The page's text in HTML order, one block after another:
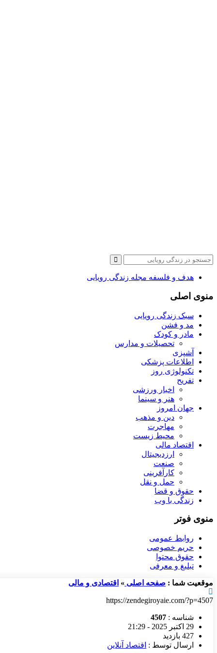
هدف و فلسفه مجله زندگی رویایی
منوی اصلی
سبک زندگی رویایی
مد و فشن
مادر و کودک
تحصیلات و مدارس
آشپزی
اطلاعات پزشکی
تکنولوژی روز
تفریح
اخبار ورزشی
هنر و سینما
جهان امروز
دین و مذهب
مهاجرت
محیط زیست
اقتصاد مالی
ارزدیجیتال
صنعت
کارآفرینی
حمل و نقل
حقوق و قضا
زندگی با وب
منوی فوتر
روابط عمومی
حریم خصوصی
حقوق محتوا
تبلیغ و معرفی
موقعیت شما : صفحه اصلی » اقتصادی و مالی
https://zendegiroyaie.com/?p=4507
شناسه : 4507
29 اکتبر 2025 - 21:29
427 بازدید
ارسال توسط : اقتصاد آنلاین